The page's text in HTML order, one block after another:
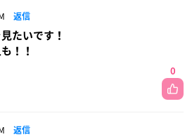
返信
たいです！
！！
0
返信